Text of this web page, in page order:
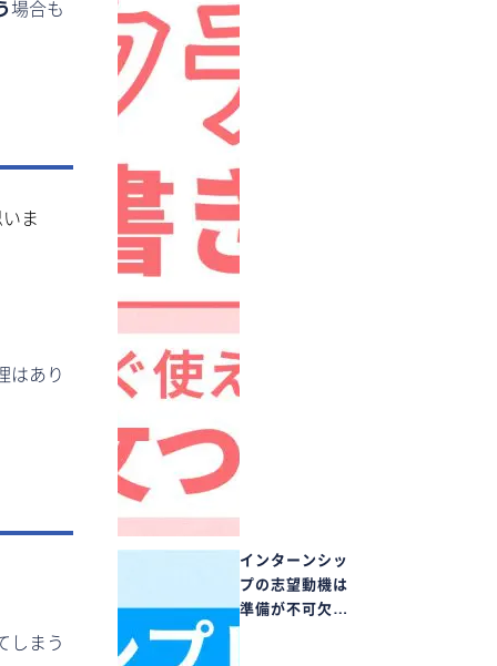
場合も
ま
はあり
しまう
インターンシッ
プの志望動機は
準備が不可欠…